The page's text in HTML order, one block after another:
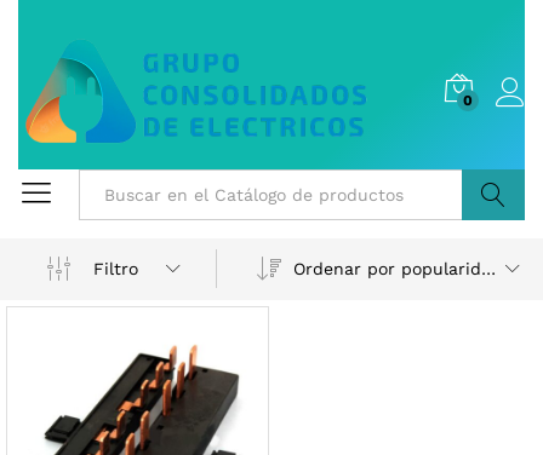
0
Filtro
Ordenar por popularidad